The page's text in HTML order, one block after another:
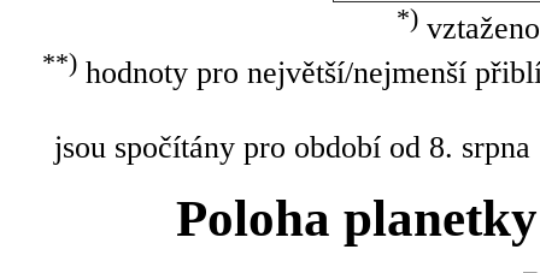
*)
**)hodnoty pro největší/nejmenší
jsou spočítány pro období od 8.
Poloha